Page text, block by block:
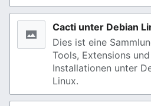
Cacti unter Debian
Dies ist eine
Tools, Extensions
Installationen unter
Linux.